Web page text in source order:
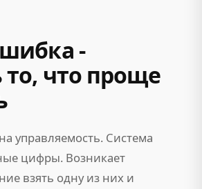
-
что проще
управляемость. Система
цифры. Возникает
взять одну из них и